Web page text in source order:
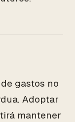
gastos no
Adoptar
mantener